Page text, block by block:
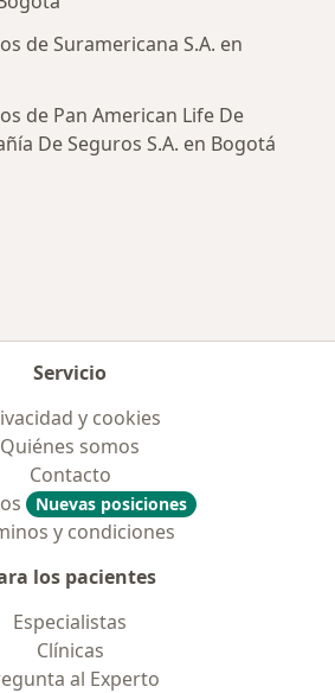
de Suramericana S.A. en
de Pan American Life De
De Seguros S.A. en Bogotá
Servicio
y cookies
Quiénes somos
Contacto
Nuevas posiciones
y condiciones
los pacientes
Especialistas
Clínicas
al Experto